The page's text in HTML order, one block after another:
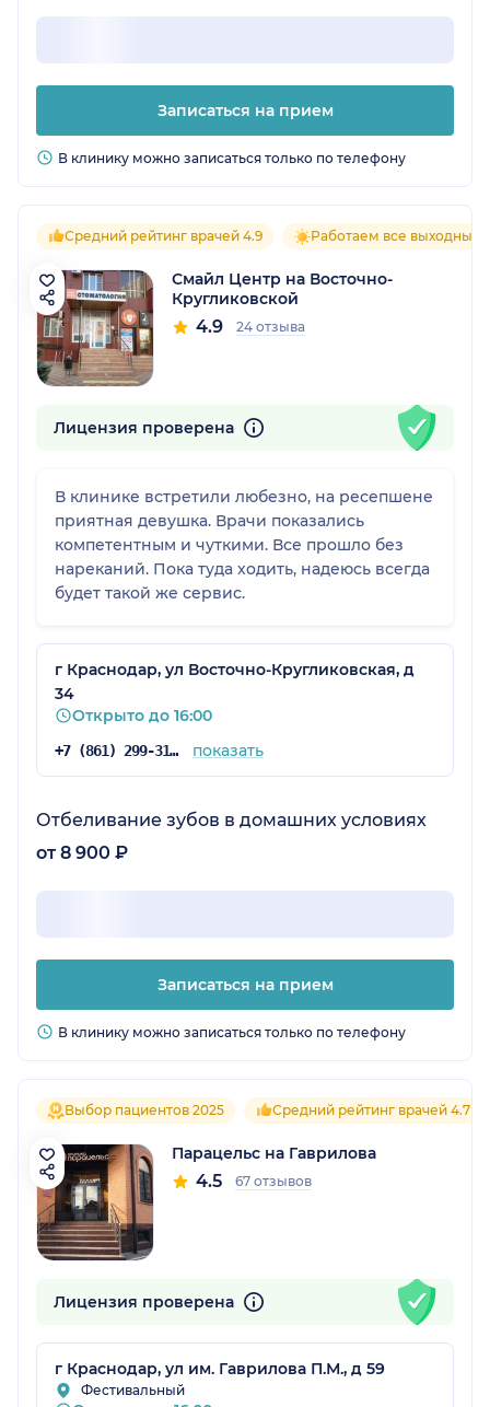
Записаться на прием
В клинику можно записаться только по телефону
Средний рейтинг врачей 4.9 Работаем все выходные
Смайл Центр на Восточно-
Кругликовской
4.9 24 отзыва
Лицензия проверена
В клинике встретили любезно, на ресепшене
приятная девушка. Врачи показались
компетентным и чуткими. Все прошло без
нареканий. Пока туда ходить, надеюсь всегда
будет такой же сервис.
г Краснодар, ул Восточно-Кругликовская, д
34
Открыто до 16:00
+7 (861) 299-31-45 показать
Отбеливание зубов в домашних условиях
от 8 900 ₽
Записаться на прием
В клинику можно записаться только по телефону
Выбор пациентов 2025 Средний рейтинг врачей 4.7
Парацельс на Гаврилова
4.5 67 отзывов
Лицензия проверена
г Краснодар, ул им. Гаврилова П.М., д 59
Фестивальный